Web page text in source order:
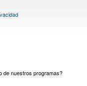
de nuestros programas?